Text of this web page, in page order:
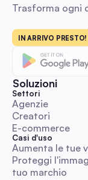
Icona di
Ottieni
pronti all'uso
passo-passo
modifiche
acquisizione
creatori e
rapidi e
Guide sui
Immagini
Team
Trasforma ogni
IN ARRIVO PRESTO!
Soluzioni
Settori
Agenzie
Creatori
E-commerce
Casi d'uso
Aumenta le tue
Proteggi
tuo marchio